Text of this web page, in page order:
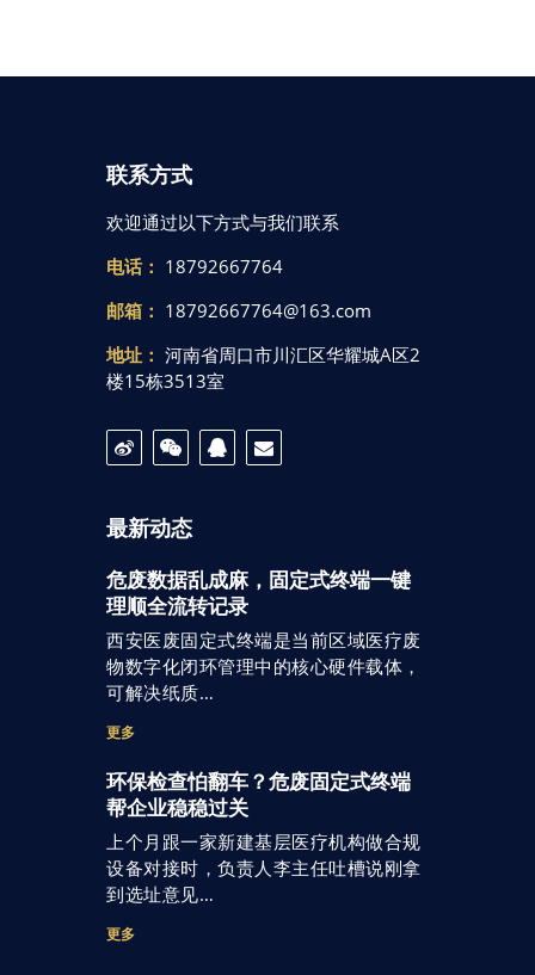
联系方式
欢迎通过以下方式与我们联系
电话： 18792667764
邮箱： 18792667764@163.com
地址： 河南省周口市川汇区华耀城A区2
楼15栋3513室
最新动态
危废数据乱成麻，固定式终端一键
理顺全流转记录
西安医废固定式终端是当前区域医疗废
物数字化闭环管理中的核心硬件载体，
可解决纸质…
更多
环保检查怕翻车？危废固定式终端
帮企业稳稳过关
上个月跟一家新建基层医疗机构做合规
设备对接时，负责人李主任吐槽说刚拿
到选址意见…
更多